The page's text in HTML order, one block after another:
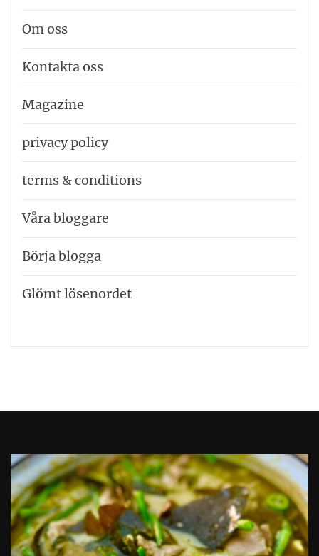
Om oss
Kontakta oss
Magazine
privacy policy
terms & conditions
Våra bloggare
Börja blogga
Glömt lösenordet